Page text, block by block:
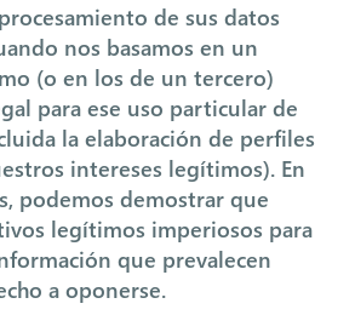
de sus datos
nos basamos en un
(o en los de un tercero)
para ese uso particular de
la elaboración de perfiles
intereses legítimos). En
podemos demostrar que
legítimos imperiosos para
que prevalecen
a oponerse.